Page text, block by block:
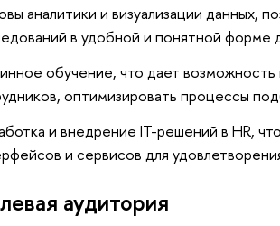
аналитики и визуализации данных,
в удобной и понятной форме
обучение, что дает возможность
оптимизировать процессы
и внедрение IT-решений в HR,
и сервисов для
аудитория